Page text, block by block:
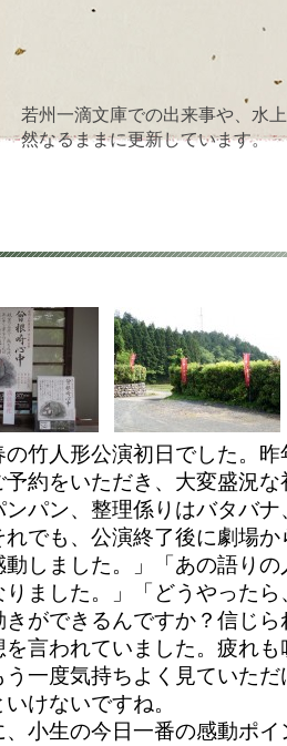
若州一滴文庫での出来事や、水
然なるままに更新しています。
竹人形公演初日でした。昨
予約をいただき、大変盛況
ンパン、整理係りはバタバ
でも、公演終了後に劇場か
動しました。」「あの語り
りました。」「どうやった
きができるんですか？信じ
を言われていました。疲れ
う一度気持ちよく見ていた
けないですね。
小生の今日一番の感動ポイ